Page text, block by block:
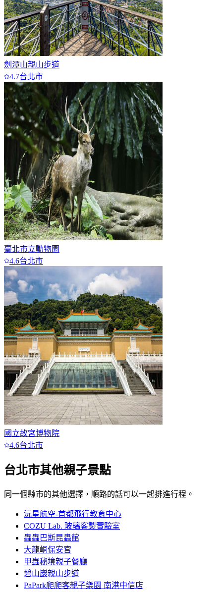
劍潭山親山步道
4.7台北市
臺北市立動物園
4.6台北市
國立故宮博物院
4.6台北市
台北市其他親子景點
同一個縣市的其他選擇，順路的話可以一起排進行程。
沅星航空-首都飛行教育中心
COZU Lab. 玻璃客製實驗室
蟲蟲巴斯昆蟲館
大龍峒保安宮
甲蟲秘境親子餐廳
碧山巖親山步道
PaPark爬爬客親子樂園 南港中信店